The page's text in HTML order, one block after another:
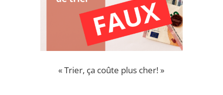
« Trier, ça coûte plus cher! »